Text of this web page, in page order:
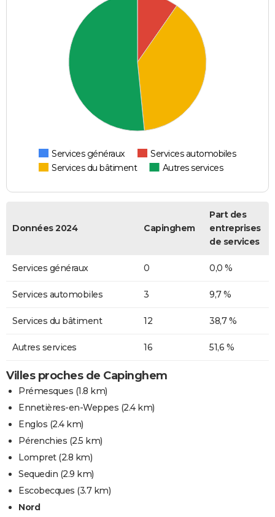
Services généraux
Services automobiles
Services du bâtiment
Autres services
Données 2024 Capinghem
Part des
entreprises
de services
Services généraux 0 0,0 %
Services automobiles 3 9,7 %
Services du bâtiment 12 38,7 %
Autres services 16 51,6 %
Villes proches de Capinghem
Prémesques (1.8 km)
Ennetières-en-Weppes (2.4 km)
Englos (2.4 km)
Pérenchies (2.5 km)
Lompret(2.8 km)
Sequedin (2.9 km)
Escobecques (3.7 km)
Nord